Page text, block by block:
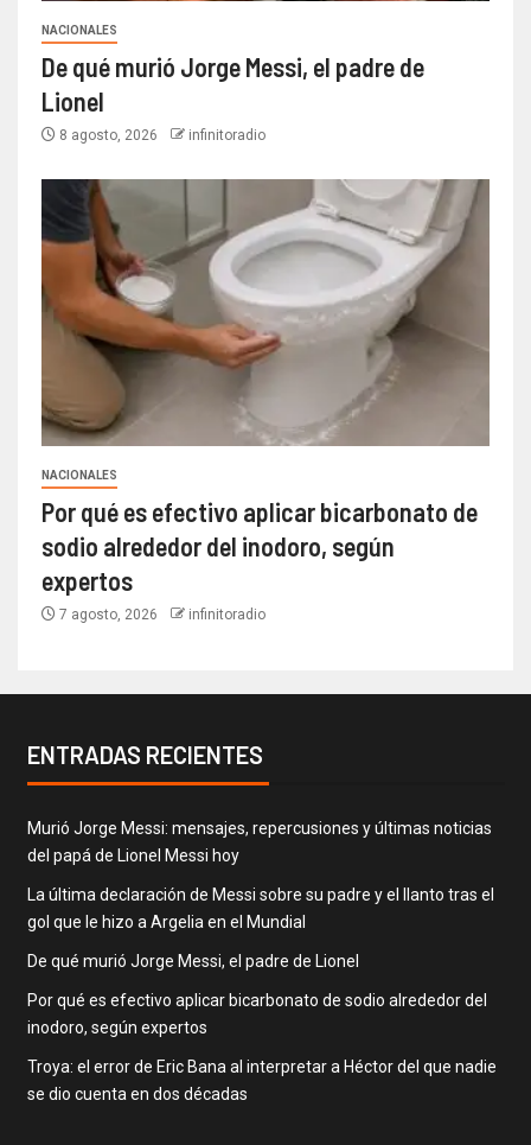
NACIONALES
De qué murió Jorge Messi, el padre de
Lionel
8 agosto, 2026 infinitoradio
NACIONALES
Por qué es efectivo aplicar bicarbonato de
sodio alrededor del inodoro, según
expertos
7 agosto, 2026 infinitoradio
ENTRADAS RECIENTES
Murió Jorge Messi: mensajes, repercusiones y últimas noticias
del papá de Lionel Messi hoy
La última declaración de Messi sobre su padre y el llanto tras el
gol que le hizo a Argelia en el Mundial
De qué murió Jorge Messi, el padre de Lionel
Por qué es efectivo aplicar bicarbonato de sodio alrededor del
inodoro, según expertos
Troya: el error de Eric Bana al interpretar a Héctor del que nadie
se dio cuenta en dos décadas